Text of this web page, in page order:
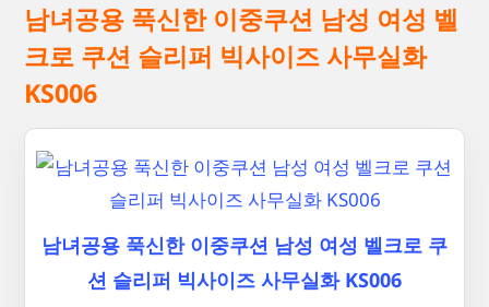
남녀공용 푹신한 이중쿠션 남성 여성 벨
크로 쿠션 슬리퍼 빅사이즈 사무실화
KS006
남녀공용 푹신한 이중쿠션 남성 여성 벨크로 쿠
션 슬리퍼 빅사이즈 사무실화 KS006